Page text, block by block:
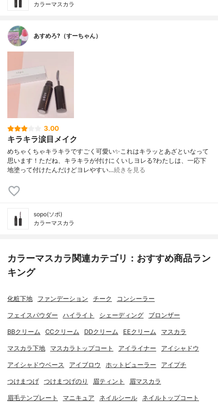
カラーマスカラ
あすめろ?（すーちゃん）
3.00
キラキラ涙目メイク
めちゃくちゃキラキラですごく可愛い✨これはキラッとあざといなって
思います！ただね、キラキラが付けにくいしヨレる?わたしは、一応下
地塗って付けたんだけどヨレやすい…続きを見る
sopo(ソポ)
カラーマスカラ
カラーマスカラ関連カテゴリ：おすすめ商品ラン
キング
化粧下地 ファンデーション チーク コンシーラー
フェイスパウダー ハイライト シェーディング ブロンザー
BBクリーム CCクリーム DDクリーム EEクリーム マスカラ
マスカラ下地 マスカラトップコート アイライナー アイシャドウ
アイシャドウベース アイブロウ ホットビューラー アイプチ
つけまつげ つけまつげのり 眉ティント 眉マスカラ
眉毛テンプレート マニキュア ネイルシール ネイルトップコート